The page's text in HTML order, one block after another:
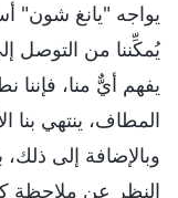
يواجه "يانغ شون"
يُمكِّننا من التوصل
يفهم أيٌّ منا، فإننا
المطاف، ينتهي بنا
وبالإضافة إلى
النظر عن ملاحظة